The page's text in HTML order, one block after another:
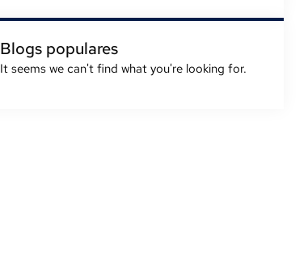
Blogs populares
It seems we can't find what you're looking for.